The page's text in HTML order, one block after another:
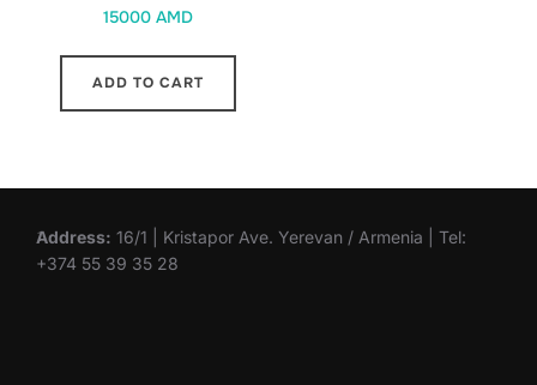
15000 AMD
ADD TO CART
Address: 16/1 | Kristapor Ave. Yerevan / Armenia | Tel:
+374 55 39 35 28